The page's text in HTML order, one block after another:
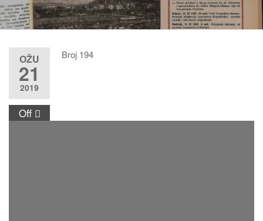
OŽU
21
2019
Off
Broj 194